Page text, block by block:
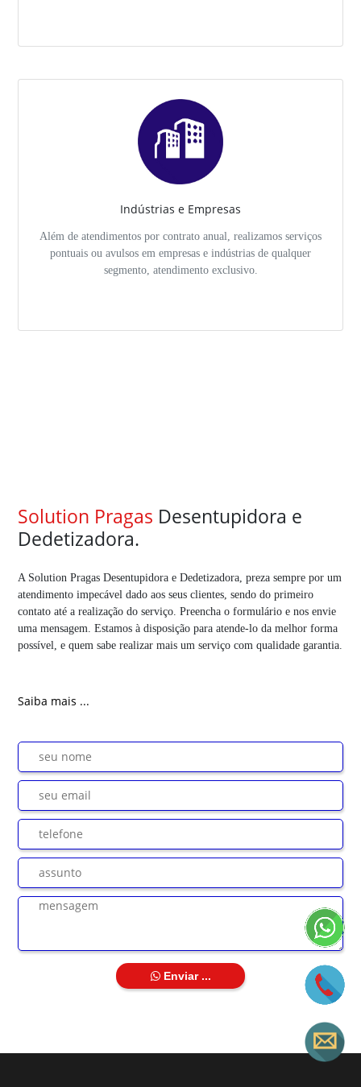
Indústrias e Empresas
Além de atendimentos por contrato anual, realizamos serviços
pontuais ou avulsos em empresas e indústrias de qualquer
segmento, atendimento exclusivo.
Solution Pragas Desentupidora e
Dedetizadora.
A Solution Pragas Desentupidora e Dedetizadora, preza sempre por um
atendimento impecável dado aos seus clientes, sendo do primeiro
contato até a realização do serviço. Preencha o formulário e nos envie
uma mensagem. Estamos à disposição para atende-lo da melhor forma
possível, e quem sabe realizar mais um serviço com qualidade garantia.
Saiba mais ...
Enviar ...